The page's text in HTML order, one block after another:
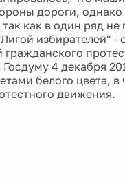
дороги, однако
как в один ряд
избирателей"
4 декабря
белого цвета, в
движения.